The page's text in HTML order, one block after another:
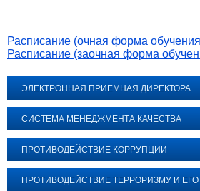
Расписание (очная форма
Расписание (заочная форма
ЭЛЕКТРОННАЯ ПРИЕМНАЯ ДИРЕКТОРА
СИСТЕМА МЕНЕДЖМЕНТА КАЧЕСТВА
ПРОТИВОДЕЙСТВИЕ КОРРУПЦИИ
ПРОТИВОДЕЙСТВИЕ ТЕРРОРИЗМУ И